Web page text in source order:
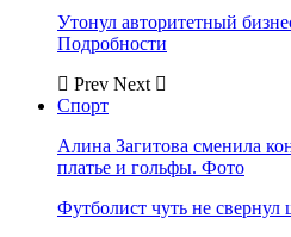
Утонул авторитетный
Подробности
Prev Next
Спорт
Алина Загитова сменила
платье и гольфы. Фото
Футболист чуть не свернул